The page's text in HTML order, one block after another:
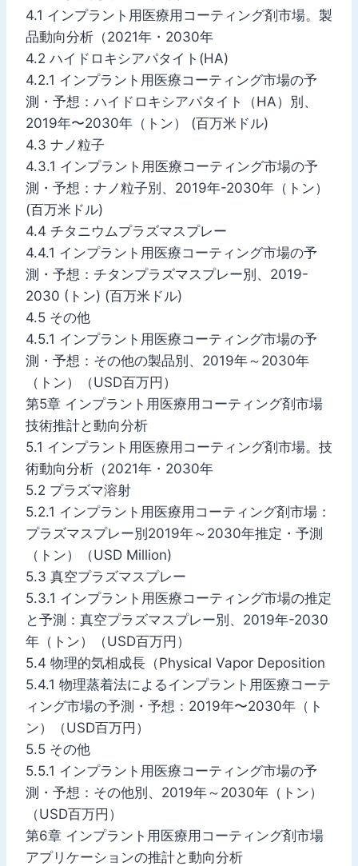
4.1 インプラント用医療用コーティング剤市場。製
品動向分析（2021年・2030年
4.2 ハイドロキシアパタイト(HA)
4.2.1 インプラント用医療コーティング市場の予
測・予想：ハイドロキシアパタイト（HA）別、
2019年〜2030年（トン） (百万米ドル)
4.3 ナノ粒子
4.3.1 インプラント用医療コーティング市場の予
測・予想：ナノ粒子別、2019年-2030年（トン）
(百万米ドル)
4.4 チタニウムプラズマスプレー
4.4.1 インプラント用医療コーティング市場の予
測・予想：チタンプラズマスプレー別、2019-
2030 (トン) (百万米ドル)
4.5 その他
4.5.1 インプラント用医療コーティング市場の予
測・予想：その他の製品別、2019年～2030年
（トン）（USD百万円）
第5章 インプラント用医療用コーティング剤市場
技術推計と動向分析
5.1 インプラント用医療用コーティング剤市場。技
術動向分析（2021年・2030年
5.2 プラズマ溶射
5.2.1 インプラント用医療用コーティング剤市場：
プラズマスプレー別2019年～2030年推定・予測
（トン）（USD Million)
5.3 真空プラズマスプレー
5.3.1 インプラント用医療コーティング市場の推定
と予測：真空プラズマスプレー別、2019年-2030
年（トン）（USD百万円）
5.4 物理的気相成長（Physical Vapor Deposition
5.4.1 物理蒸着法によるインプラント用医療コーテ
ィング市場の予測・予想：2019年〜2030年（ト
ン）（USD百万円）
5.5 その他
5.5.1 インプラント用医療コーティング市場の予
測・予想：その他別、2019年～2030年（トン）
（USD百万円）
第6章 インプラント用医療用コーティング剤市場
アプリケーションの推計と動向分析